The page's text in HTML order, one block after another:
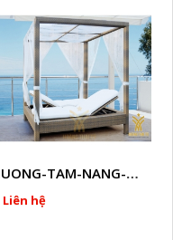
GIUONG-TAM-NANG-GIA-MAY-HTT - B71
Liên hệ